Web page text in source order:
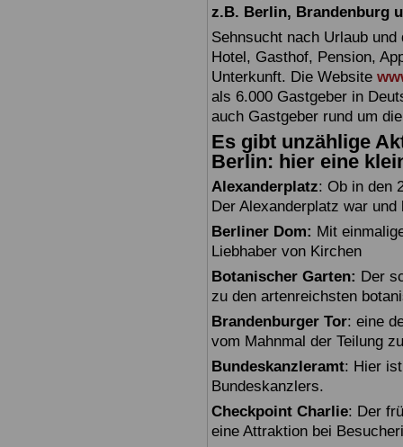
z.B. Berlin, Brandenburg
Sehnsucht nach Urlaub
Hotel, Gasthof, Pension,
Unterkunft. Die Website
als 6.000 Gastgeber in
auch Gastgeber rund um
Es gibt unzählige
Berlin: hier eine
Alexanderplatz: Ob in den
Der Alexanderplatz war
Berliner Dom: Mit
Liebhaber von Kirchen
Botanischer Garten: Der
zu den artenreichsten
Brandenburger Tor: eine
vom Mahnmal der Teilung
Bundeskanzleramt: Hier
Bundeskanzlers.
Checkpoint Charlie: Der
eine Attraktion bei